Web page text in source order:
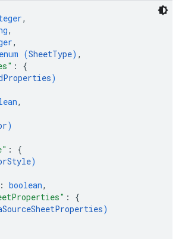
,
,
,
enum (SheetType) ,
: {
)
,
)
: {
)
: boolean,
: {
)